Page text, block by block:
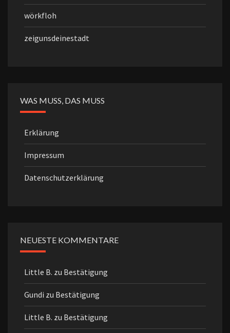
wörkfloh
zeigunsdeinestadt
WAS MUSS, DAS MUSS
Erklärung
Impressum
Datenschutzerklärung
NEUESTE KOMMENTARE
Little B. zu Bestätigung
Gundi zu Bestätigung
Little B. zu Bestätigung